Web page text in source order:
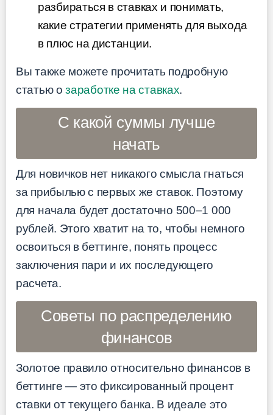
разбираться в ставках и понимать,
какие стратегии применять для выхода
в плюс на дистанции.
Вы также можете прочитать подробную
статью озаработке на ставках.
С какой суммы лучше
начать
Для новичков нет никакого смысла гнаться
за прибылью с первых же ставок. Поэтому
для начала будет достаточно 500–1 000
рублей. Этого хватит на то, чтобы немного
освоиться в беттинге, понять процесс
заключения пари и их последующего
расчета.
Советы по распределению
финансов
Золотое правило относительно финансов в
беттинге — это фиксированный процент
ставки от текущего банка. В идеале это